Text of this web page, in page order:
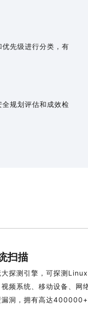
先级进行分类，有
规划评估和成效检
扫描
大探测引擎，可探测
视频系统、移动设备、网
漏洞，拥有高达